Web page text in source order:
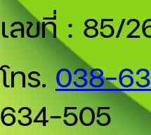
เลขที่ : 85/
โทร.038-
634-505